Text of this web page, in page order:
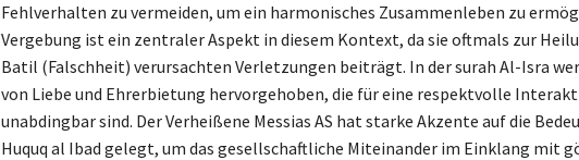
Fehlverhalten zu vermeiden, um ein harmonisches Zusammenleben zu
Vergebung ist ein zentraler Aspekt in diesem Kontext, da sie oftmals zur
Batil (Falschheit) verursachten Verletzungen beiträgt. In der surah Al-Isra
von Liebe und Ehrerbietung hervorgehoben, die für eine respektvolle
unabdingbar sind. Der Verheißene Messias AS hat starke Akzente auf die
Huquq al Ibad gelegt, um das gesellschaftliche Miteinander im Einklang mit